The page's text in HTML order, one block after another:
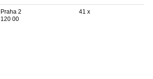
Praha 2
120 00
41 x